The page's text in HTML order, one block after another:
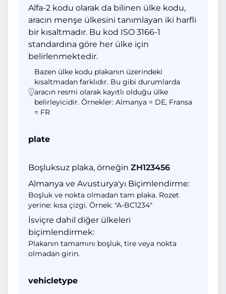
Alfa-2 kodu olarak da bilinen ülke kodu,
aracın menşe ülkesini tanımlayan iki harfli
bir kısaltmadır. Bu kod ISO 3166-1
standardına göre her ülke için
belirlenmektedir.
Bazen ülke kodu plakanın üzerindeki
kısaltmadan farklıdır. Bu gibi durumlarda
aracın resmi olarak kayıtlı olduğu ülke
belirleyicidir. Örnekler: Almanya = DE, Fransa
= FR
plate
Boşluksuz plaka, örneğin ZH123456
Almanya ve Avusturya'yı Biçimlendirme:
Boşluk ve nokta olmadan tam plaka. Rozet
yerine: kısa çizgi. Örnek: "A-BC1234"
İsviçre dahil diğer ülkeleri
biçimlendirmek:
Plakanın tamamını boşluk, tire veya nokta
olmadan girin.
vehicletype